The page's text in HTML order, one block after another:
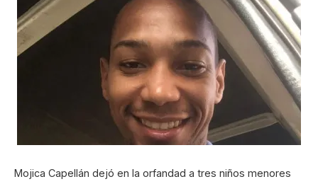
Mojica Capellán dejó en la orfandad a tres niños menores